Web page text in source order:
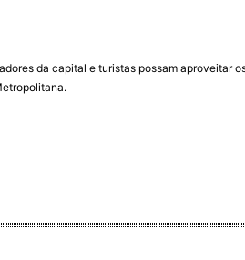
da capital e turistas possam aproveitar